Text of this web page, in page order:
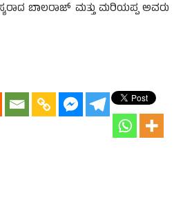
ಬಾಲರಾಜ್ ಮತ್ತು ಮರಿಯಪ್ಪ ಅವರು